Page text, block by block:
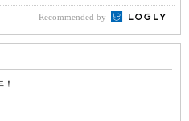
Recommended by